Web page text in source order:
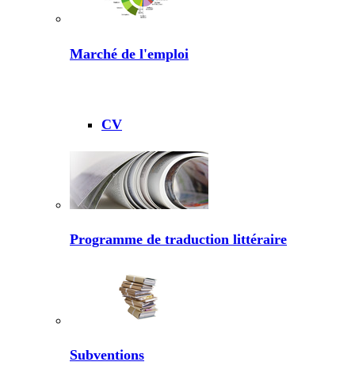
Marché de l'emploi
CV
Programme de traduction littéraire
Subventions